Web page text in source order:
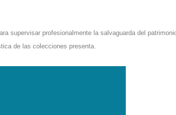
supervisar profesionalmente la salvaguarda del
de las colecciones presenta.